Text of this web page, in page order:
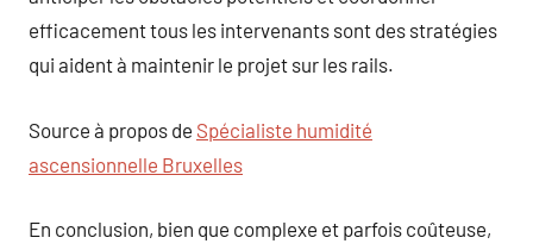
efficacement tous les intervenants sont des stratégies
qui aident à maintenir le projet sur les rails.
Source à propos de Spécialiste humidité
ascensionnelle Bruxelles
En conclusion, bien que complexe et parfois coûteuse,